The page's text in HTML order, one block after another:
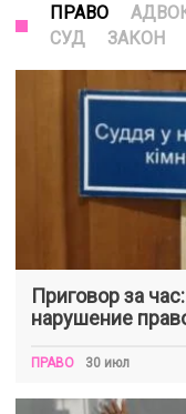
ПРАВО
СУД
ЗАКОН
Приговор за
нарушение
ПРАВО 30 июл